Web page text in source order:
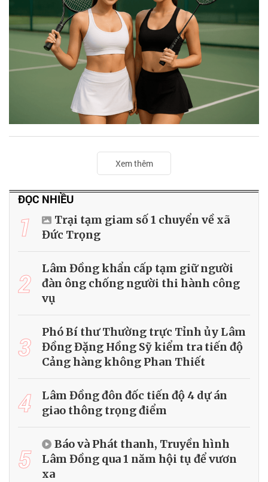
Xem thêm
ĐỌC NHIỀU
1
Trại tạm giam số 1 chuyển về xã
Đức Trọng
2
Lâm Đồng khẩn cấp tạm giữ người
đàn ông chống người thi hành công
vụ
3
Phó Bí thư Thường trực Tỉnh ủy Lâm
Đồng Đặng Hồng Sỹ kiểm tra tiến độ
Cảng hàng không Phan Thiết
4
Lâm Đồng đôn đốc tiến độ 4 dự án
giao thông trọng điểm
5
Báo và Phát thanh, Truyền hình
Lâm Đồng qua 1 năm hội tụ để vươn
xa